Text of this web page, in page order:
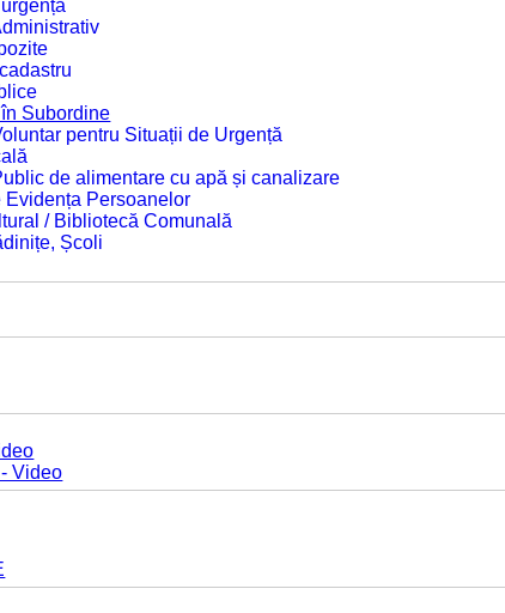
Subordine
pentru Situații de Urgență
de alimentare cu apă și canalizare
Evidența Persoanelor
/ Bibliotecă Comunală
Școli
Video